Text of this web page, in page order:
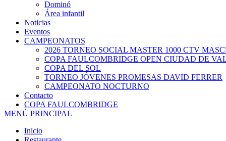
Dominó
Área infantil
Noticias
Eventos
CAMPEONATOS
2026 TORNEO SOCIAL MASTER 1000 CTV
COPA FAULCOMBRIDGE OPEN CIUDAD DE
COPA DEL SOL
TORNEO JÓVENES PROMESAS DAVID FERRER
CAMPEONATO NOCTURNO
Contacto
COPA FAULCOMBRIDGE
MENÚ PRINCIPAL
Inicio